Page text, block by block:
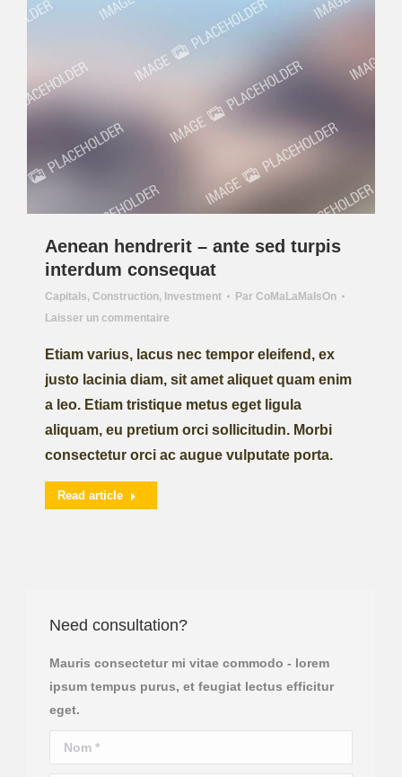
Aenean hendrerit – ante sed turpis
interdum consequat
Capitals, Construction, Investment Par CoMaLaMaIsOn
Laisser un commentaire
Etiam varius, lacus nec tempor eleifend, ex
justo lacinia diam, sit amet aliquet quam enim
a leo. Etiam tristique metus eget ligula
aliquam, eu pretium orci sollicitudin. Morbi
consectetur orci ac augue vulputate porta.
Read article
Need consultation?
Mauris consectetur mi vitae commodo - lorem
ipsum tempus purus, et feugiat lectus efficitur
eget.
Nom *